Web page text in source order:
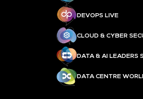
DEVOPS LIVE
CLOUD & CYBER
DATA & AI LEADERS
DATA CENTRE